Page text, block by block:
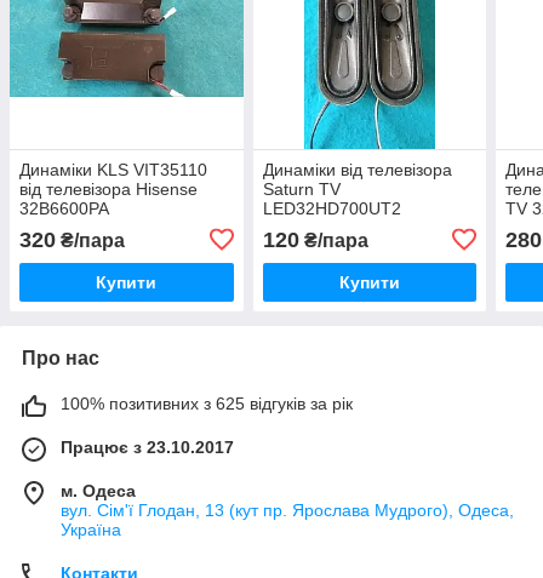
Динаміки KLS VIT35110
від телевізора Hisense
32B6600PA
320 ₴/пара
Купити
Динаміки від телевізора
Saturn TV
LED32HD700UT2
120₴/пара
Купити
TV
280
Про нас
100% позитивних з 625 відгуків за рік
Працює з 23.10.2017
м. Одеса
вул. Сім'ї Глодан, 13 (кут пр. Ярослава Мудрого), Одеса,
Україна
Контакти